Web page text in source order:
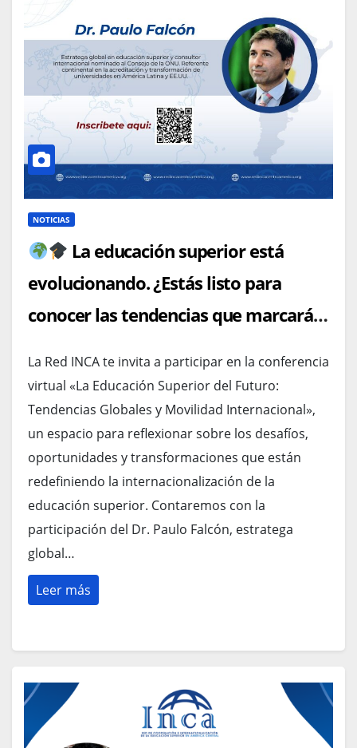
NOTICIAS
La educación superior está
evolucionando. ¿Estás listo para
conocer las tendencias que marcarán
La Red INCA te invita a participar en la conferencia
virtual «La Educación Superior del Futuro:
Tendencias Globales y Movilidad Internacional»,
un espacio para reflexionar sobre los desafíos,
oportunidades y transformaciones que están
redefiniendo la internacionalización de la
educación superior. Contaremos con la
participación del Dr. Paulo Falcón, estratega
global…
Leer más